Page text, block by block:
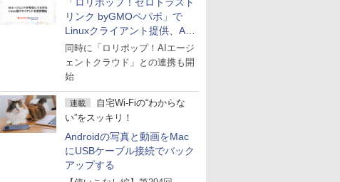
リンク byGMOペパボ」で
Linuxクライアント提供、AI
エージェントの接続が容易に
同時に「ロリポップ！AIエージ
ェントクラウド」との連携も開
始
連載
自宅Wi-Fiの“わからな
い”をスッキリ！
Androidの写真と動画をMac
にUSBケーブル接続でバック
アップする